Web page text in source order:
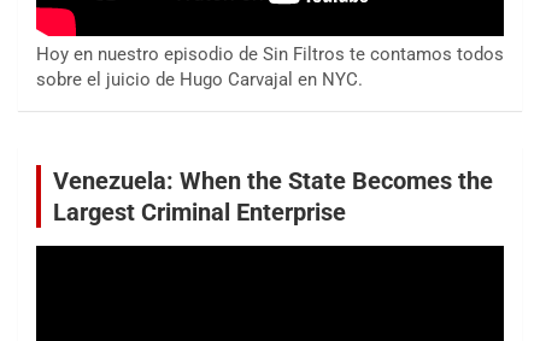
Hoy en nuestro episodio de Sin Filtros te contamos todos
sobre el juicio de Hugo Carvajal en NYC.
Venezuela: When the State Becomes the
Largest Criminal Enterprise